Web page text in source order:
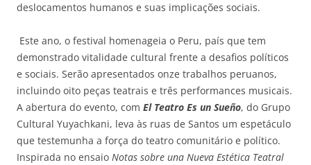
deslocamentos humanos e suas implicações sociais.
Este ano, o festival homenageia o Peru, país que tem
demonstrado vitalidade cultural frente a desafios políticos
e sociais. Serão apresentados onze trabalhos peruanos,
incluindo oito peças teatrais e três performances musicais.
A abertura do evento, com El Teatro Es un Sueño, do Grupo
Cultural Yuyachkani, leva às ruas de Santos um espetáculo
que testemunha a força do teatro comunitário e político.
Inspirada no ensaio Notas sobre una Nueva Estética Teatral